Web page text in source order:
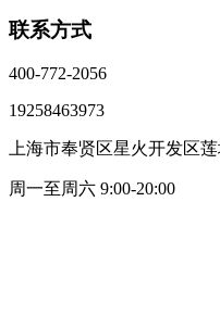
联系方式
400-772-2056
19258463973
上海市奉贤区星火开发区
周一至周六 9:00-20:00